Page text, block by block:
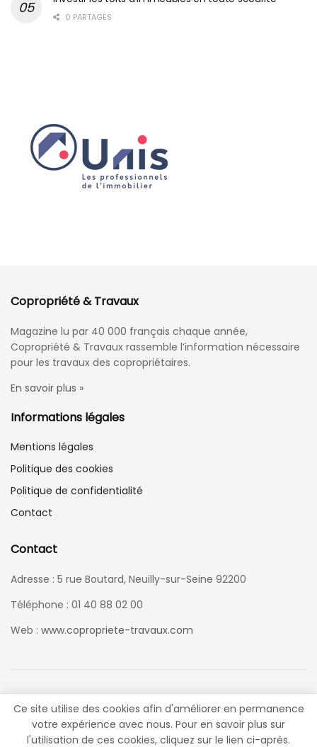
0 PARTAGES
Copropriété & Travaux
Magazine lu par 40 000 français chaque année,
Copropriété & Travaux rassemble l’information nécessaire
pour les travaux des copropriétaires.
En savoir plus »
Informations légales
Mentions légales
Politique des cookies
Politique de confidentialité
Contact
Contact
Adresse : 5 rue Boutard, Neuilly-sur-Seine 92200
Téléphone : 01 40 88 02 00
Web : www.copropriete-travaux.com
© 2021Copropriété & Travaux- Tous droits réservés. Réalisé par
Tatchi Dev.
Ce site utilise des cookies afin d'améliorer en permanence
votre expérience avec nous. Pour en savoir plus sur
l'utilisation de ces cookies, cliquez sur le lien ci-après.